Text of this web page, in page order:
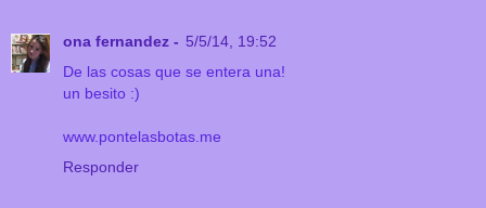
ona fernandez - 5/5/14, 19:52
De las cosas que se entera una!
un besito :)
www.pontelasbotas.me
Responder